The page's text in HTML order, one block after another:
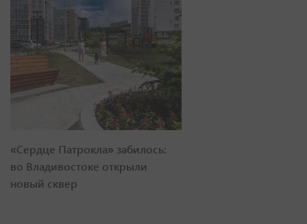
«Сердце Патрокла» забилось:
во Владивостоке открыли
новый сквер